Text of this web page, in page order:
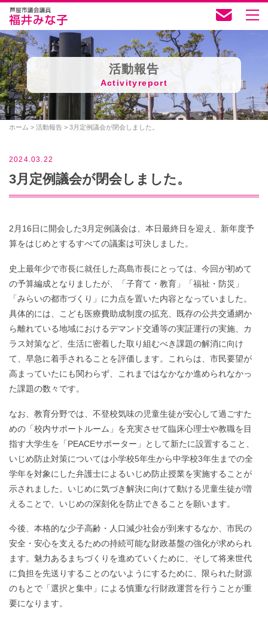
活動報告
Activityreport
ホーム > 活動報告 > 3月定例議会が閉会しました。
2024.03.22
3月定例議会が閉会しました。
2月16日に開会した3月定例議会は、本日最終日を迎え、新年度予
算をはじめとするすべての議案は可決しました。
史上最年少で市長に就任した髙島市長にとっては、今回が初めて
の予算編成となりましたが、「子育て・教育」「福祉・防災」
「みらいの都市づくり」に力点を置いた内容となっていました。
具体的には、こども医療費助成制度の拡充、既存の公共交通網か
ら離れている地域におけるデマンド交通等の実証運行の実施、カ
ラス対策など、生活に密着した取り組むべき課題の解消に向け
て、早急に着手されることを評価します。これらは、市民要望が
高まっていたにも関わらず、これまではなかなか進められなかっ
た課題の数々です。
なお、教育分野では、不登校気味の児童生徒が安心して過ごすた
めの「校内サポートルーム」を充実させて臨床心理士や教職を目
指す大学生を「PEACEサポーター」として新たに設置すること、
いじめ防止対策については小学校5年生から中学校3年生までの全
学年を対象にした弁護士によるいじめ防止授業を実施することが
示されました。いじめに気づき解決に向けて動ける児童生徒が増
えることで、いじめの深刻化を防止できることを願います。
今後、本格的な少子高齢・人口減少社会が到来するなか、市民の
安全・安心を支えるための持続可能な財政基盤の強化が求められ
ます。魅力あるまちづくりを進めていくために、そして将来世代
に負担を先送りすることのないようにするために、限られた財源
のもとで「選択と集中」による慎重な行財政運営を行うことが重
要になります。